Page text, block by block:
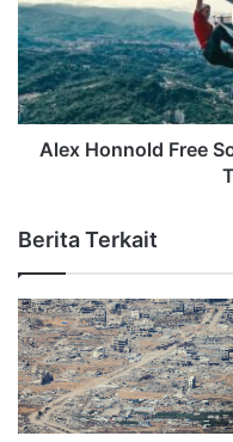
Alex Honnold Free
Berita Terkait